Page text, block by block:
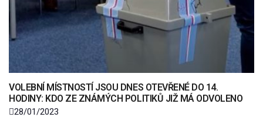
VOLEBNÍ MÍSTNOSTÍ JSOU DNES OTEVŘENÉ DO 14.
HODINY: KDO ZE ZNÁMÝCH POLITIKŮ JIŽ MÁ ODVOLENO
28/01/2023